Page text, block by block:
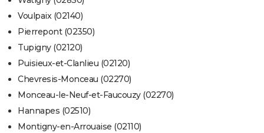
Voulpaix (02140)
Pierrepont (02350)
Tupigny (02120)
Puisieux-et-Clanlieu (02120)
Chevresis-Monceau (02270)
Monceau-le-Neuf-et-Faucouzy (02270)
Hannapes (02510)
Montigny-en-Arrouaise (02110)